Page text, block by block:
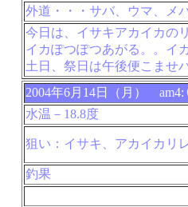
外道・・・サバ、ウマ、メ
今日は、イサキアカイカの
イカぽつぽつあがる。。イ
土日、祭日は午後便こませ
2004年6月14日（月）
水温－18.8度
狙い：イサキ、アカイカリ
釣果